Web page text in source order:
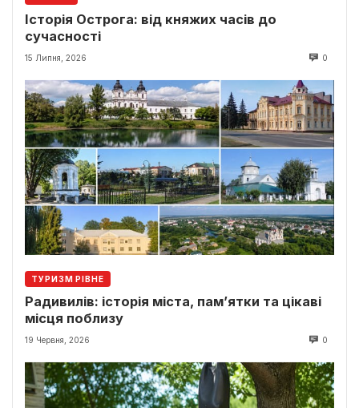
Історія Острога: від княжих часів до
сучасності
15 Липня, 2026 0
ТУРИЗМ РІВНЕ
Радивилів: історія міста, пам’ятки та цікаві
місця поблизу
19 Червня, 2026 0